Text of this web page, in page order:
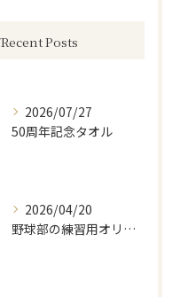
Recent Posts
2026/07/27
50周年記念タオル
2026/04/20
野球部の練習用オリジナルTシャツ！1枚3000円以内で激安で作成！